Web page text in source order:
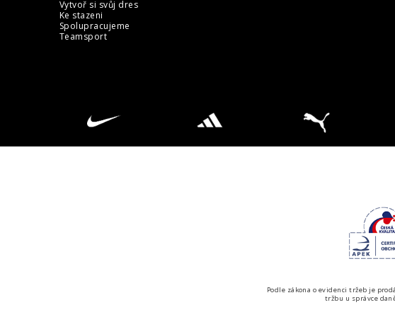
Vytvoř si svůj dres
Ke stazeni
Spolupracujeme
Teamsport
Podle zákona o evidenci tržeb je
tržbu u správce